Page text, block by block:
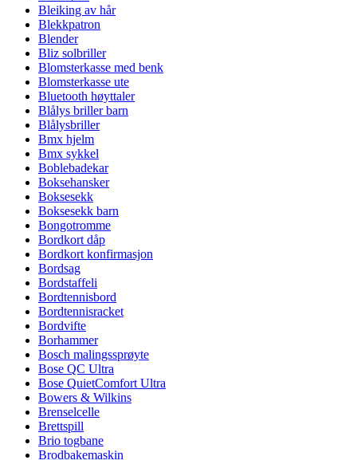
Bleiking av hår
Blekkpatron
Blender
Bliz solbriller
Blomsterkasse med benk
Blomsterkasse ute
Bluetooth høyttaler
Blålys briller barn
Blålysbriller
Bmx hjelm
Bmx sykkel
Boblebadekar
Boksehansker
Boksesekk
Boksesekk barn
Bongotromme
Bordkort dåp
Bordkort konfirmasjon
Bordsag
Bordstaffeli
Bordtennisbord
Bordtennisracket
Bordvifte
Borhammer
Bosch malingssprøyte
Bose QC Ultra
Bose QuietComfort Ultra
Bowers & Wilkins
Brenselcelle
Brettspill
Brio togbane
Brodbakemaskin